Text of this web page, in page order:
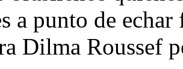
a punto de
Dilma Roussef